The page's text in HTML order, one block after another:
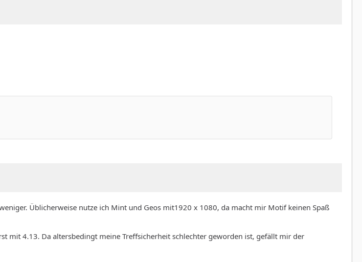
Üblicherweise nutze ich Mint und Geos mit1920 x 1080, da macht mir Motif keinen Spaß
mit 4.13. Da altersbedingt meine Treffsicherheit schlechter geworden ist, gefällt mir der